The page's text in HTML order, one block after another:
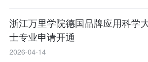
浙江万里学院德国品牌应用科学
士专业申请开通
2026-04-14